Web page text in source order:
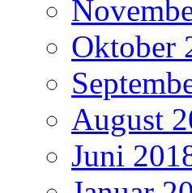
Oktober
August
Juni